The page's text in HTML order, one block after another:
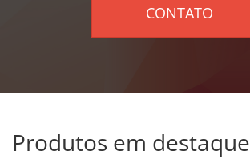
CONTATO
Produtos em destaque